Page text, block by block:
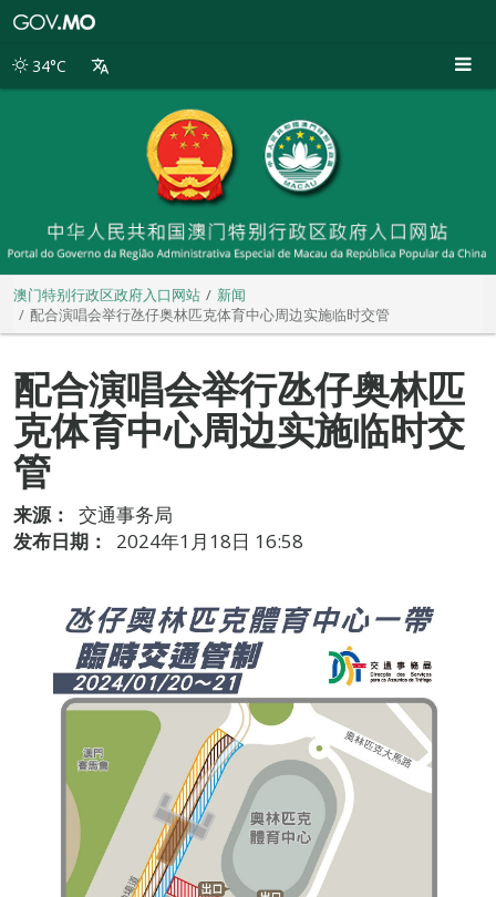
别
34°C
澳门特别行政区政府入口网站
新闻
配合演唱会举行氹仔奥林匹克体育中心周边实施临时交管
配合演唱会举行氹仔奥林匹
克体育中心周边实施临时交
管
来源：
交通事务局
发布日期：
2024年1月18日 16:58